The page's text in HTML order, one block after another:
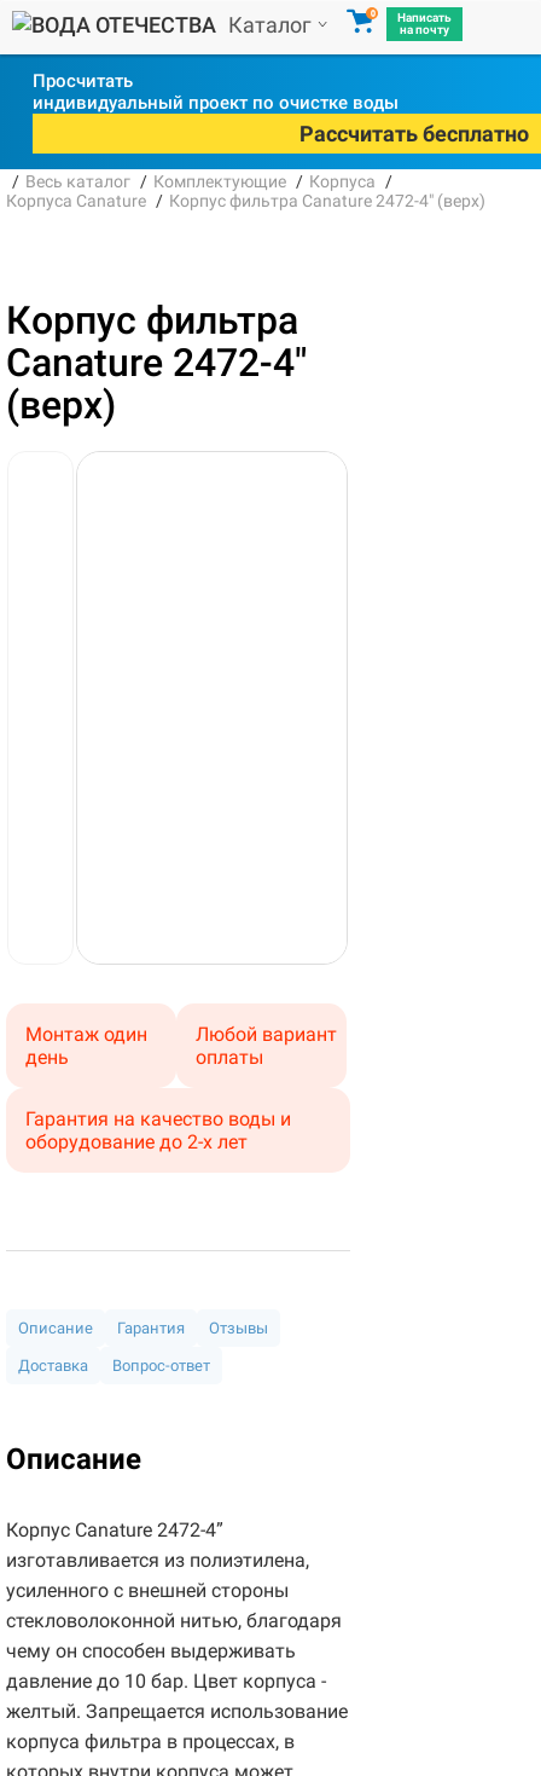
Каталог 0
Написать
на почту
Просчитать
индивидуальный проект по очистке воды
Рассчитать бесплатно
Весь каталог Комплектующие
Корпуса
Корпуса Canature
Корпус фильтра Canature 2472-4" (верх)
Корпус фильтра
Canature 2472-4"
(верх)
Монтаж один
день
Любой вариант
оплаты
Гарантия на качество воды и
оборудование до 2-х лет
Описание Гарантия Отзывы
Доставка Вопрос-ответ
Описание
Корпус Canature 2472-4”
изготавливается из полиэтилена,
усиленного с внешней стороны
стекловолоконной нитью, благодаря
чему он способен выдерживать
давление до 10 бар. Цвет корпуса -
желтый. Запрещается использование
корпуса фильтра в процессах, в